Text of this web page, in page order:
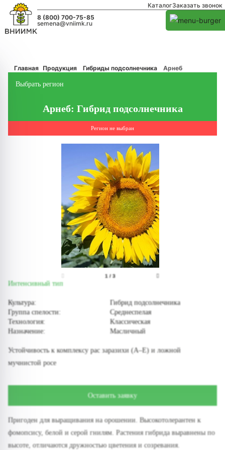
КаталогЗаказать звонок
8 (800) 700-75-85
semena@vniimk.ru
Главная Продукция Гибриды подсолнечника Арнеб
Выбрать регион
Арнеб: Гибрид подсолнечника
Регион не выбран
1/ 3
Интенсивный тип
Культура:
Гибрид подсолнечника
Группа спелости:
Среднеспелая
Технология:
Классическая
Назначение:
Масличный
Устойчивость к комплексу рас заразихи (А–Е) и ложной
мучнистой росе
Оставить заявку
Пригоден для выращивания на орошении. Высокотолерантен к
фомопсису, белой и серой гнилям. Растения гибрида выравнены по
высоте, отличаются дружностью цветения и созревания.